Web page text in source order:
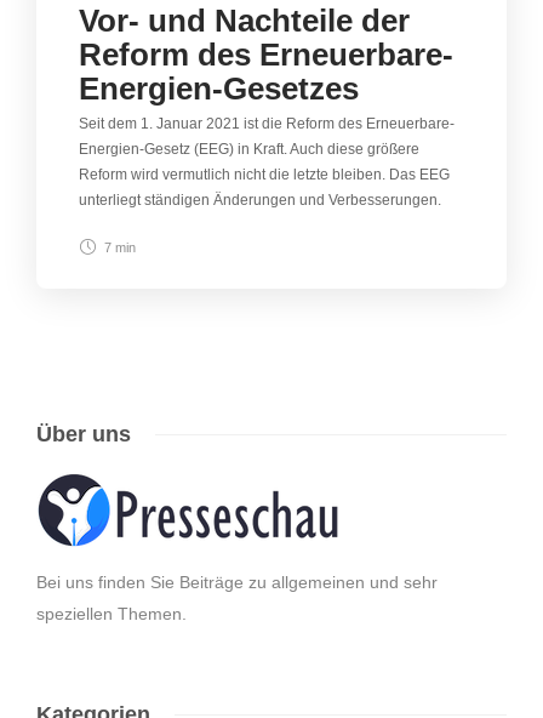
Vor- und Nachteile der
Reform des Erneuerbare-
Energien-Gesetzes
Seit dem 1. Januar 2021 ist die Reform des Erneuerbare-
Energien-Gesetz (EEG) in Kraft. Auch diese größere
Reform wird vermutlich nicht die letzte bleiben. Das EEG
unterliegt ständigen Änderungen und Verbesserungen.
7 min
Über uns
Bei uns finden Sie Beiträge zu allgemeinen und sehr
speziellen Themen.